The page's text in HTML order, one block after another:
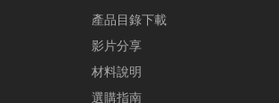
產品目錄下載
影片分享
材料說明
選購指南